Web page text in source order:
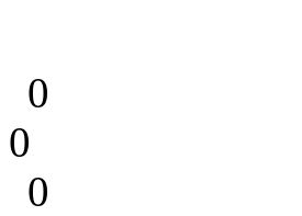
0
0
0